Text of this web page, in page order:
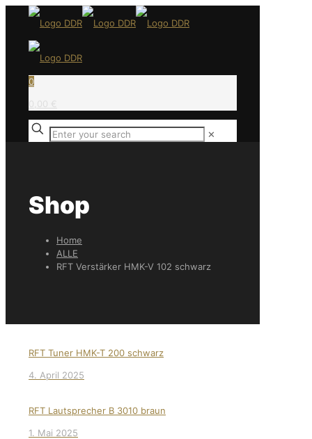
0
0,00 €
✕
Shop
Home
ALLE
RFT Verstärker HMK-V 102 schwarz
RFT Tuner HMK-T 200 schwarz
4. April 2025
RFT Lautsprecher B 3010 braun
1. Mai 2025